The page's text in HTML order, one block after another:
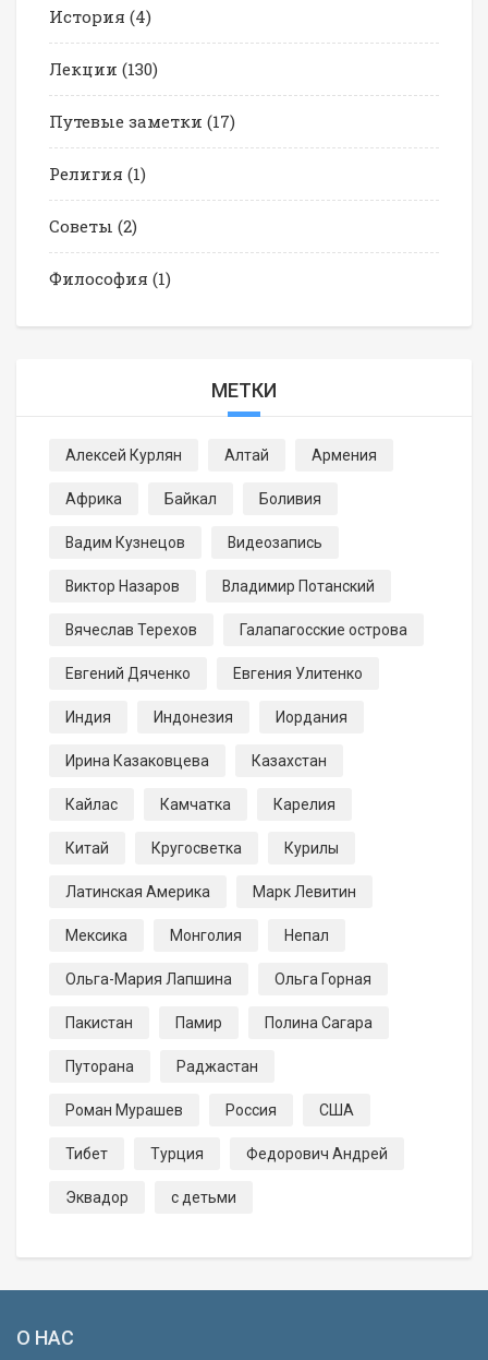
История (4)
Лекции (130)
Путевые заметки (17)
Религия (1)
Советы (2)
Философия (1)
МЕТКИ
Алексей Курлян Алтай Армения
Африка Байкал Боливия
Вадим Кузнецов Видеозапись
Виктор Назаров Владимир Потанский
Вячеслав Терехов Галапагосские острова
Евгений Дяченко Евгения Улитенко
Индия Индонезия Иордания
Ирина Казаковцева Казахстан
Кайлас Камчатка Карелия
Китай Кругосветка Курилы
Латинская Америка Марк Левитин
Мексика Монголия Непал
Ольга-Мария Лапшина Ольга Горная
Пакистан Памир Полина Сагара
Путорана Раджастан
Роман Мурашев Россия США
Тибет Турция Федорович Андрей
Эквадор с детьми
О НАС